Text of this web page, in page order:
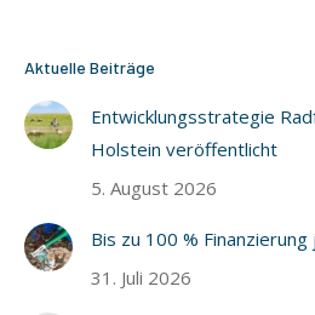
Aktuelle Beiträge
Entwicklungsstrategie
Holstein veröffentlicht
5. August 2026
Bis zu 100 %
31. Juli 2026